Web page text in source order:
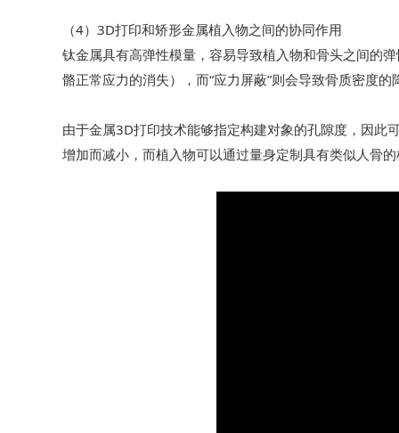
（4）3D打印和矫形金属植入物之间的协同作用
钛金属具有高弹性模量，容易导致植入物和骨头之间的
骼正常应力的消失），而“应力屏蔽”则会导致骨质密度的
由于金属3D打印技术能够指定构建对象的孔隙度，因此
增加而减小，而植入物可以通过量身定制具有类似人骨